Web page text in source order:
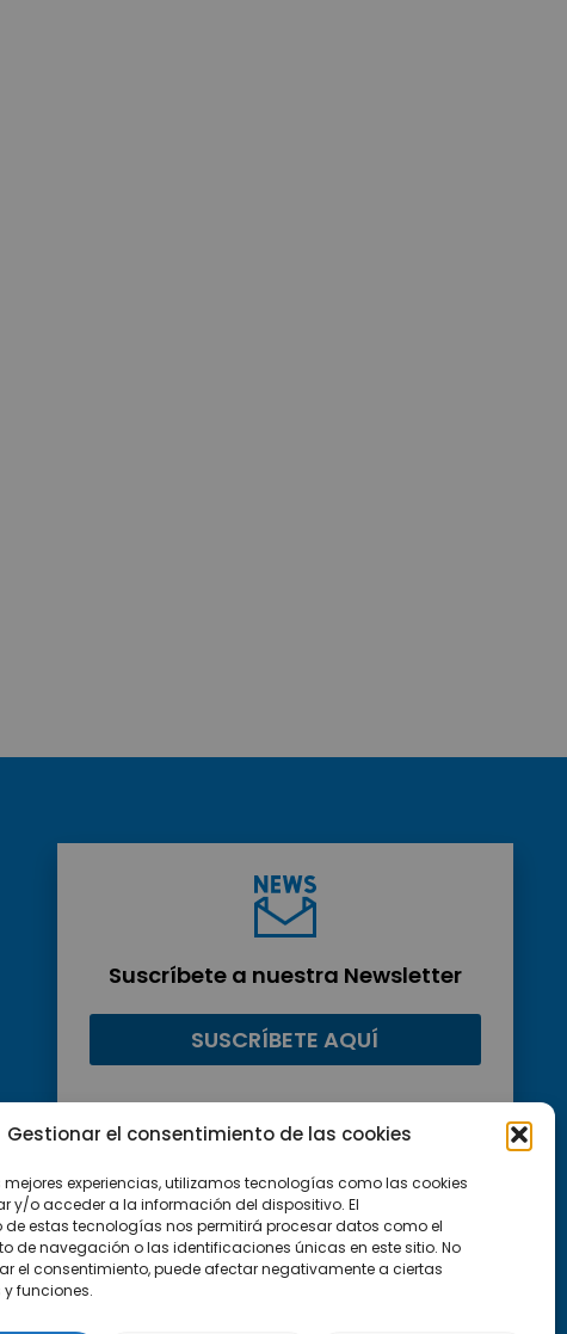
Gestionar el consentimiento de las cookies
mejores experiencias, utilizamos tecnologías como las cookies
y/o acceder a la información del dispositivo. El
de estas tecnologías nos permitirá procesar datos como el
de navegación o las identificaciones únicas en este sitio. No
el consentimiento, puede afectar negativamente a ciertas
funciones.
Suscríbete a nuestra Newsletter
SUSCRÍBETE AQUÍ